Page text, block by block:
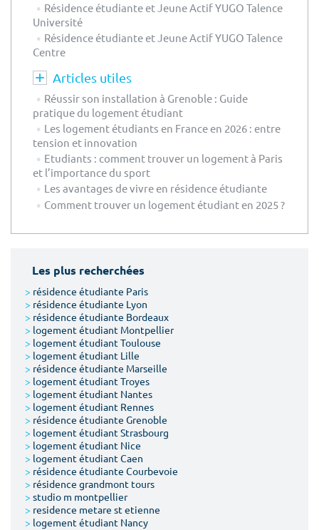
Résidence étudiante et Jeune Actif YUGO Talence
Université
Résidence étudiante et Jeune Actif YUGO Talence
Centre
Articles utiles
Réussir son installation à Grenoble : Guide
pratique du logement étudiant
Les logement étudiants en France en 2026 : entre
tension et innovation
Etudiants : comment trouver un logement à Paris
et l’importance du sport
Les avantages de vivre en résidence étudiante
Comment trouver un logement étudiant en 2025 ?
Les plus recherchées
> résidence étudiante Paris
> résidence étudiante Lyon
> résidence étudiante Bordeaux
> logement étudiant Montpellier
> logement étudiant Toulouse
> logement étudiant Lille
> résidence étudiante Marseille
> logement étudiant Troyes
> logement étudiant Nantes
> logement étudiant Rennes
> résidence étudiante Grenoble
> logement étudiant Strasbourg
> logement étudiant Nice
> logement étudiant Caen
> résidence étudiante Courbevoie
> résidence grandmont tours
> studio m montpellier
> residence metare st etienne
> logement étudiant Nancy